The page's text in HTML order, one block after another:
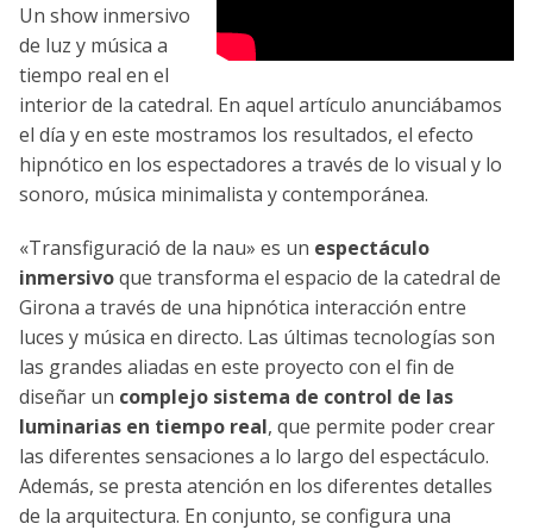
Un show inmersivo
de luz y música a
tiempo real en el
interior de la catedral. En aquel artículo anunciábamos
el día y en este mostramos los resultados, el efecto
hipnótico en los espectadores a través de lo visual y lo
sonoro, música minimalista y contemporánea.
«Transfiguració de la nau» es un espectáculo
inmersivoque transforma el espacio de la catedral de
Girona a través de una hipnótica interacción entre
luces y música en directo. Las últimas tecnologías son
las grandes aliadas en este proyecto con el fin de
diseñar un complejo sistema de control de las
luminarias en tiempo real, que permite poder crear
las diferentes sensaciones a lo largo del espectáculo.
Además, se presta atención en los diferentes detalles
de la arquitectura. En conjunto, se configura una